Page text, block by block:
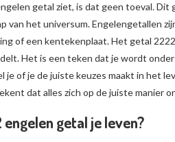
getal ziet, is dat geen toeval.
van het universum. Engelengetallen
of een kentekenplaat. Het getal
Het is een teken dat je wordt
je of je de juiste keuzes maakt in het
dat alles zich op de juiste manier
getal je leven?